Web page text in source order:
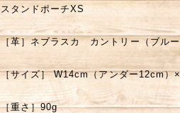
スタンドポーチXS
［革］ネブラスカ カントリー（ブル
［サイズ］ W14cm（アンダー12cm
［重さ］90g